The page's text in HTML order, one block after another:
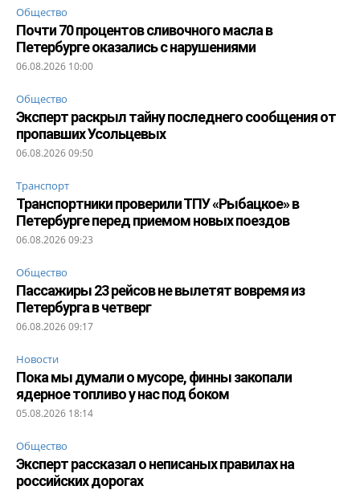
Общество
Почти 70 процентов сливочного масла в
Петербурге оказались с нарушениями
06.08.2026 10:00
Общество
Эксперт раскрыл тайну последнего сообщения от
пропавших Усольцевых
06.08.2026 09:50
Транспорт
Транспортники проверили ТПУ «Рыбацкое» в
Петербурге перед приемом новых поездов
06.08.2026 09:23
Общество
Пассажиры 23 рейсов не вылетят вовремя из
Петербурга в четверг
06.08.2026 09:17
Новости
Пока мы думали о мусоре, финны закопали
ядерное топливо у нас под боком
05.08.2026 18:14
Общество
Эксперт рассказал о неписаных правилах на
российских дорогах